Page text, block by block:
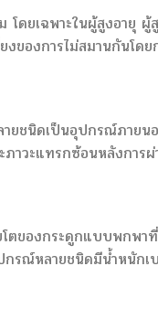
โดยเฉพาะในผู้สูงอายุ
งของการไม่สมานกันโ
ายชนิดเป็นอุปกรณ์ภาย
าวะแทรกซ้อนหลังการ
ตของกระดูกแบบพกพา
รณ์หลายชนิดมีน้ำหนักเ